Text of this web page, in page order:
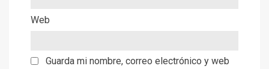
Web
Guarda mi nombre, correo electrónico y web